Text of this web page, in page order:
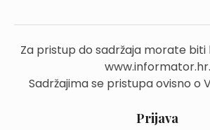
Za pristup do sadržaja morate
www.informator.hr.
Sadržajima se pristupa ovisno o
Prijava